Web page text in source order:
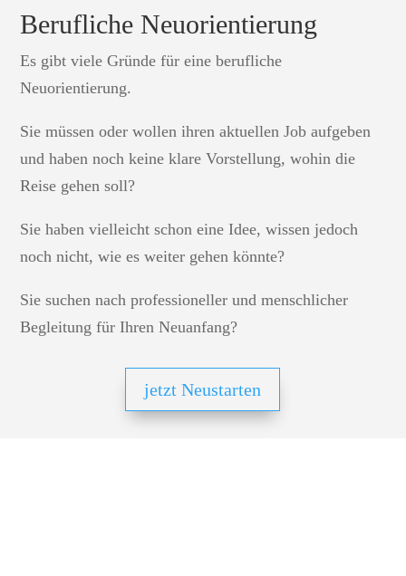
Berufliche Neuorientierung
Es gibt viele Gründe für eine berufliche
Neuorientierung.
Sie müssen oder wollen ihren aktuellen Job aufgeben
und haben noch keine klare Vorstellung, wohin die
Reise gehen soll?
Sie haben vielleicht schon eine Idee, wissen jedoch
noch nicht, wie es weiter gehen könnte?
Sie suchen nach professioneller und menschlicher
Begleitung für Ihren Neuanfang?
jetzt Neustarten